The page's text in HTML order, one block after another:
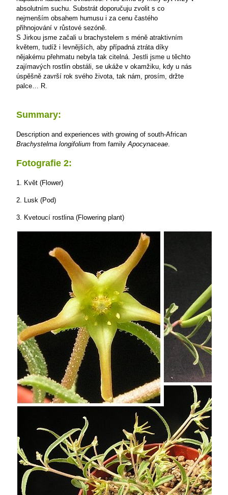
absolutním suchu. Substrát doporučuju zvolit s co
nejmenším obsahem humusu i za cenu častého
přihnojování v růstové sezóně.
S Jirkou jsme začali u brachystelem s méně atraktivním
květem, tudíž i levnějších, aby případná ztráta díky
nějakému přehmatu nebyla tak citelná. Jestli jsme u těchto
zajímavých rostlin obstáli, se ukáže v okamžiku, kdy u nás
úspěšně završí rok svého života, tak nám, prosím, držte
palce… R.
Summary:
Description and experiences with growing of south-African
Brachystelma longifolium from family Apocynaceae.
Fotografie 2:
1. Květ (Flower)
2. Lusk (Pod)
3. Kvetoucí rostlina (Flowering plant)